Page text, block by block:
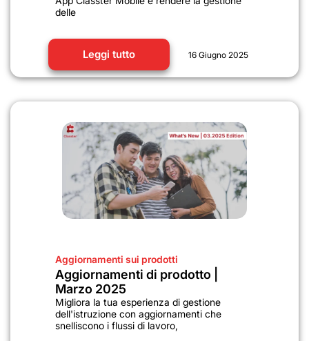
delle
Leggi tutto 16 Giugno 2025
Aggiornamenti sui prodotti
Aggiornamenti di prodotto |
Marzo 2025
Migliora la tua esperienza di gestione
dell'istruzione con aggiornamenti che
snelliscono i flussi di lavoro,